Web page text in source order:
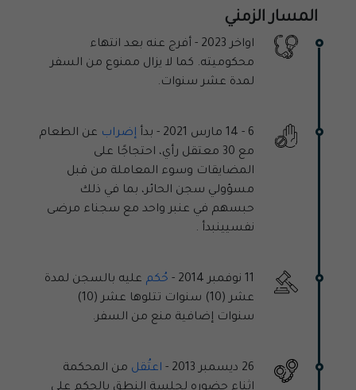
المسار الزمني
اواخر 2023 -
أفرج عنه بعد انتهاء
محكوميته. كما لا يزال ممنوع من السفر
لمدة عشر سنوات.
6 - 14 مارس 2021 - بدأ إضراب عن الطعام
مع 30 معتقل رأي، احتجاجًا على
المضايقات وسوء المعاملة من قبل
مسؤولي سجن الحائر، بما في ذلك
حبسهم في عنبر واحد مع سجناء مرضى
نفسيينبدأ .
11 نوفمبر 2014 - حُكم عليه بالسجن لمدة
عشر (10) سنوات تتلوها عشر (10)
سنوات إضافية منع من السفر.
26 ديسمبر 2013 - اعتُقل من المحكمة